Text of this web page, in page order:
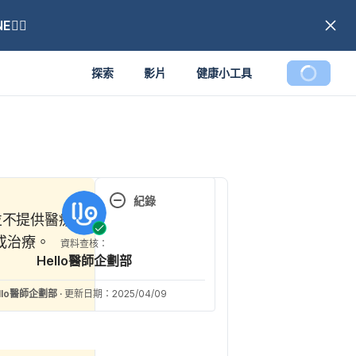
探索 影片 健康小工具
提供醫療
治療。
紀錄
文： Hello醫
師企劃部
資料查核：
Hello醫師企劃部
醫師企劃部 · 更新日期：2025/04/09